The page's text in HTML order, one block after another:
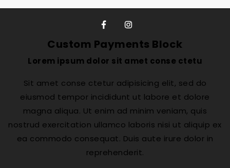
Custom Payments Block
Lorem ipsum dolor sit amet conse ctetu
Sit amet conse ctetur adipisicing elit, sed do
eiusmod tempor incididunt ut labore et dolore
magna aliqua. Ut enim ad minim veniam, quis
nostrud exercitation ullamco laboris nisi ut aliquip ex
ea commodo consequat. Duis aute irure dolor in
reprehenderit.